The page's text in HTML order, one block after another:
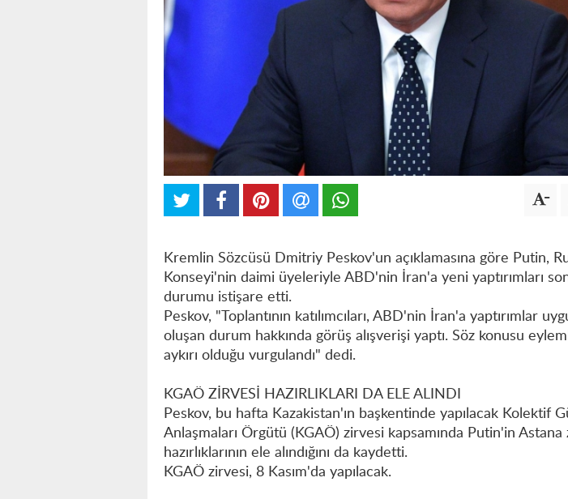
Kremlin Sözcüsü Dmitriy Peskov'un açıklamasına göre Putin,
Konseyi'nin daimi üyeleriyle ABD'nin İran'a yeni yaptırımları
durumu istişare etti.
Peskov, "Toplantının katılımcıları, ABD'nin İran'a yaptırımlar
oluşan durum hakkında görüş alışverişi yaptı. Söz konusu
aykırı olduğu vurgulandı" dedi.
KGAÖ ZİRVESİ HAZIRLIKLARI DA ELE ALINDI
Peskov, bu hafta Kazakistan'ın başkentinde yapılacak Kolektif
Anlaşmaları Örgütü (KGAÖ) zirvesi kapsamında Putin'in
hazırlıklarının ele alındığını da kaydetti.
KGAÖ zirvesi, 8 Kasım'da yapılacak.